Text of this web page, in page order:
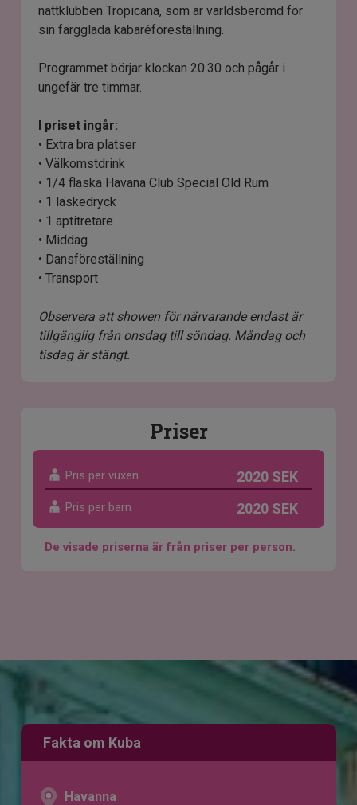
nattklubben Tropicana, som är världsberömd för
sin färgglada kabaréföreställning.
Programmet börjar klockan 20.30 och pågår i
ungefär tre timmar.
I priset ingår:
• Extra bra platser
• Välkomstdrink
• 1/4 flaska Havana Club Special Old Rum
• 1 läskedryck
• 1 aptitretare
• Middag
• Dansföreställning
• Transport
Observera att showen för närvarande endast är
tillgänglig från onsdag till söndag. Måndag och
tisdag är stängt.
Priser
Pris per vuxen 2020 SEK
Pris per barn 2020 SEK
De visade priserna är från priser per person.
Fakta om Kuba
Havanna